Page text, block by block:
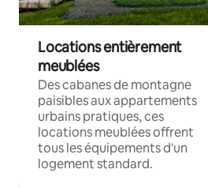
Locations entièrement
meublées
Des cabanes de montagne
paisibles aux appartements
urbains pratiques, ces
locations meublées offrent
tous les équipements d'un
logement standard.